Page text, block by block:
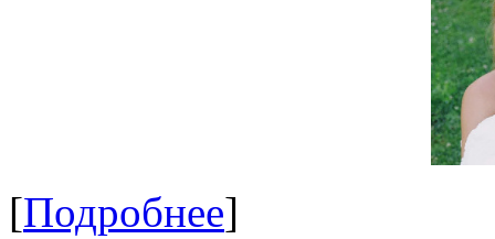
[Подробнее]